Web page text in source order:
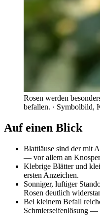
Rosen werden
befallen. · Symbolbild,
Auf einen Blick
Blattläuse sind der mit
— vor allem an
Klebrige Blätter und
ersten Anzeichen.
Sonniger, luftiger
Rosen deutlich
Bei kleinem Befall
Schmierseifenlösung —